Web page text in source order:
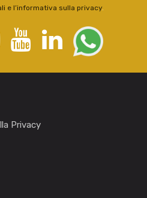
e l’informativa sulla privacy.
Privacy